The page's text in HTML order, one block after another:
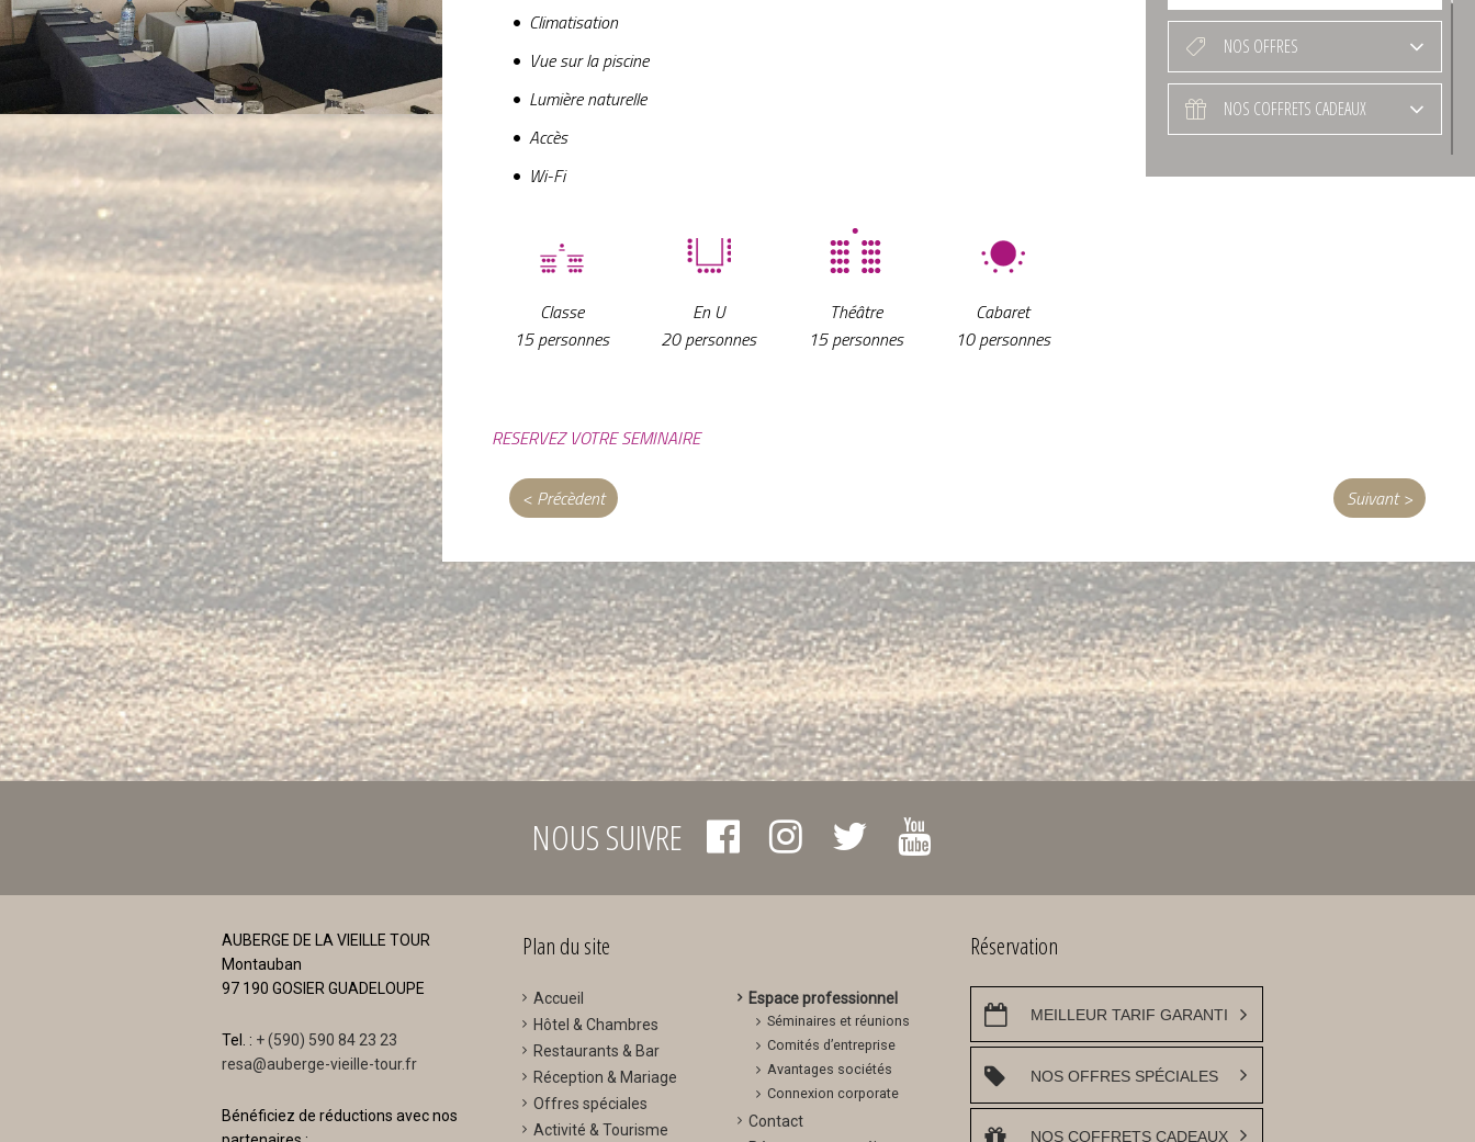
NOS OFFRES
NOS COFFRETS CADEAUX
Pourquoi réserver directement auprès de notre
Climatisation
Vue sur la piscine
Lumière naturelle
Accès
Wi-Fi
Classe
15 personnes
En U
20 personnes
Théâtre
15 personnes
Cabaret
10 personnes
RESERVEZ VOTRE SEMINAIRE
< Précèdent Suivant >
NOUS SUIVRE
AUBERGE DE LA VIEILLE TOUR
Montauban
97 190 GOSIER GUADELOUPE
Tel. : + (590) 590 84 23 23
resa@auberge-vieille-tour.fr
Bénéficiez de réductions avec nos
Plan du site
Accueil
Hôtel & Chambres
Restaurants & Bar
Réception & Mariage
Offres spéciales
Activité & Tourisme
Espace professionnel
Séminaires et réunions
Comités d’entreprise
Avantages sociétés
Connexion corporate
Contact
Réservation
MEILLEUR TARIF GARANTI
NOS OFFRES SPÉCIALES
NOS COFFRETS CADEAUX